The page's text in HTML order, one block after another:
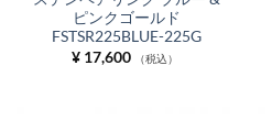
ピンクゴールド
FSTSR225BLUE-225G
¥17,600 （税込）